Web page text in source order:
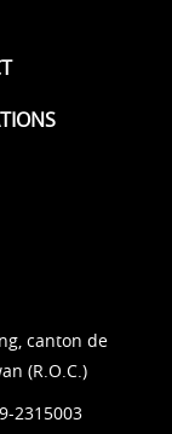
canton de
(R.O.C.)
2315003